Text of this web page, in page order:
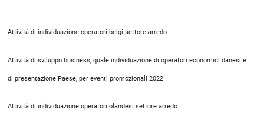
Attività di individuazione operatori belgi settore arredo
Attività di sviluppo business, quale individuazione di operatori economici danesi e
di presentazione Paese, per eventi promozionali 2022
Attività di individuazione operatori olandesi settore arredo